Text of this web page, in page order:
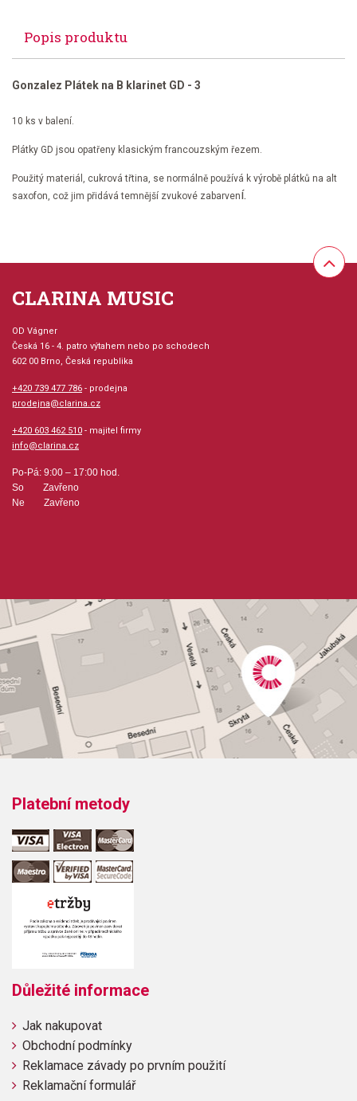
Popis produktu
Gonzalez Plátek na B klarinet GD - 3
10 ks v balení.
Plátky GD jsou opatřeny klasickým francouzským řezem.
Použitý materiál, cukrová třtina, se normálně používá k výrobě plátků na alt
saxofon, což jim přidává temnější zvukové zabarvení.
CLARINA MUSIC
OD Vágner
Česká 16 - 4. patro výtahem nebo po schodech
602 00 Brno, Česká republika
+420 739 477 786 - prodejna
prodejna@clarina.cz
+420 603 462 510 - majitel firmy
info@clarina.cz
Po-Pá: 9:00 – 17:00 hod.
So Zavřeno
Ne Zavřeno
Platební metody
Důležité informace
Jak nakupovat
Obchodní podmínky
Reklamace závady po prvním použití
Reklamační formulář